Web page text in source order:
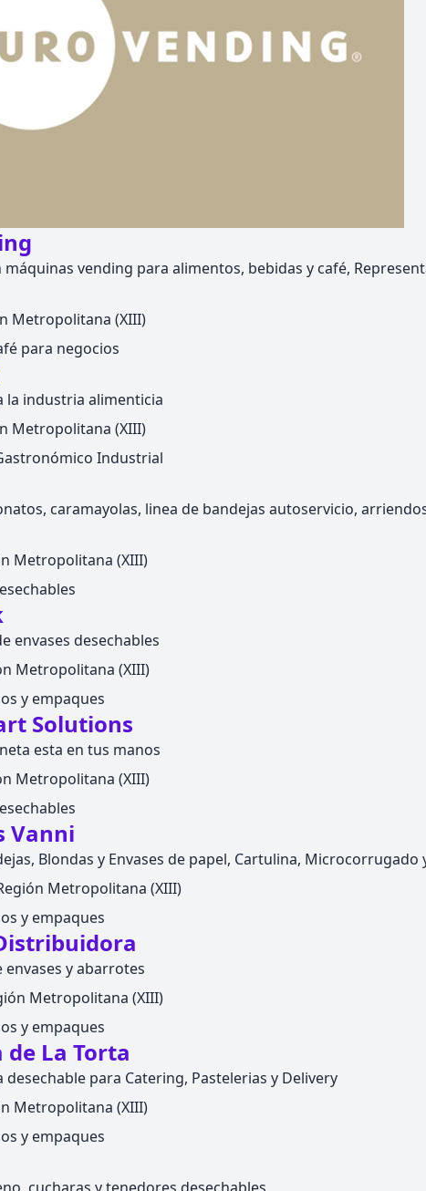
máquinas vending para alimentos, bebidas y café,
Metropolitana (XIII)
para negocios
la industria alimenticia
Metropolitana (XIII)
Industrial
caramayolas, linea de bandejas autoservicio,
Metropolitana (XIII)
envases desechables
Metropolitana (XIII)
y empaques
Solutions
esta en tus manos
Metropolitana (XIII)
Vanni
Blondas y Envases de papel, Cartulina, Microcorrugado
Metropolitana (XIII)
y empaques
envases y abarrotes
Metropolitana (XIII)
y empaques
de La Torta
desechable para Catering, Pastelerias y Delivery
Metropolitana (XIII)
y empaques